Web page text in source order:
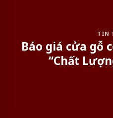
TIN
Báo giá cửa gỗ
“Chất